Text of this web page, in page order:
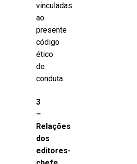
vinculadas
ao
presente
código
ético
de
conduta.
3
–
Relações
dos
editores-